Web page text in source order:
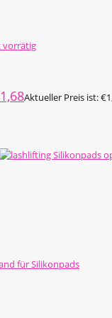
1,68Aktueller Preis ist: